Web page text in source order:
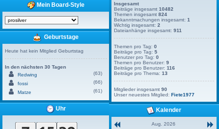
Mein Board-Style
Geburtstage
Heute hat kein Mitglied Geburtstag
In den nächsten 30 Tagen
Redwing
(63)
fossi
(66)
Matze
(61)
Uhr
Insgesamt
Beiträge insgesamt10482
Themen insgesamt824
Bekanntmachungen insgesamt:1
Wichtig insgesamt:2
Dateianhänge insgesamt:911
Themen pro Tag:0
Beiträge pro Tag:5
Benutzer pro Tag:0
Themen pro Benutzer:9
Beiträge pro Benutzer:116
Beiträge pro Thema:13
Mitglieder insgesamt90
Unser neuestes Mitglied:Fiete1977
Kalender
Aug. 2026